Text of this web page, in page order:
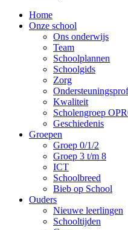
Home
Onze school
Ons onderwijs
Team
Schoolplannen
Schoolgids
Zorg
Kwaliteit
Scholengroep
Geschiedenis
Groepen
Groep 0/1/2
Groep 3 t/m 8
ICT
Schoolbreed
Bieb op School
Ouders
Nieuwe leerlingen
Schooltijden